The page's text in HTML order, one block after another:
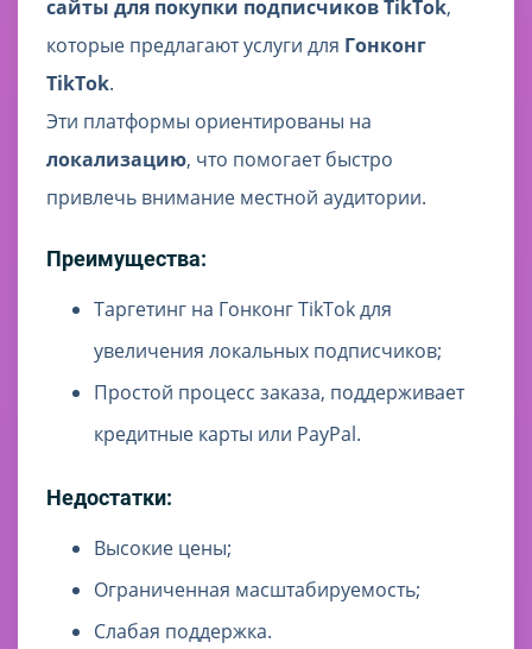
сайты для покупки подписчиков TikTok,
которые предлагают услуги для Гонконг
TikTok.
Эти платформы ориентированы на
локализацию, что помогает быстро
привлечь внимание местной аудитории.
Преимущества:
Таргетинг на Гонконг TikTok для
увеличения локальных подписчиков;
Простой процесс заказа, поддерживает
кредитные карты или PayPal.
Недостатки:
Высокие цены;
Ограниченная масштабируемость;
Слабая поддержка.